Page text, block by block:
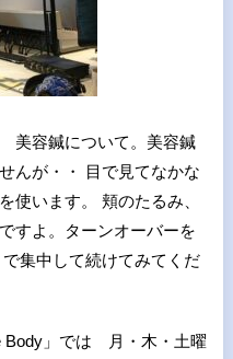
美容鍼について。美容鍼
んが・・ 目で見てなかな
使います。 頬のたるみ、
すよ。ターンオーバーを
集中して続けてみてくだ
Body」では 月・木・土曜